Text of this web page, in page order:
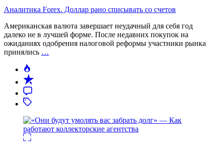
Аналитика Forex. Доллар рано списывать со счетов
Американская валюта завершает неудачный для себя год
далеко не в лучшей форме. После недавних покупок на
ожиданиях одобрения налоговой реформы участники рынка
принялись …